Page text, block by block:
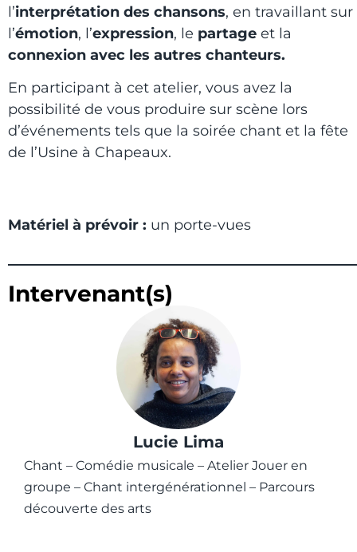
l’interprétation des chansons, en travaillant sur
l’émotion, l’expression, le partage et la
connexion avec les autres chanteurs.
En participant à cet atelier, vous avez la
possibilité de vous produire sur scène lors
d’événements tels que la soirée chant et la fête
de l’Usine à Chapeaux.
Matériel à prévoir : un porte-vues
Intervenant(s)
Lucie Lima
Chant – Comédie musicale – Atelier Jouer en
groupe – Chant intergénérationnel – Parcours
découverte des arts